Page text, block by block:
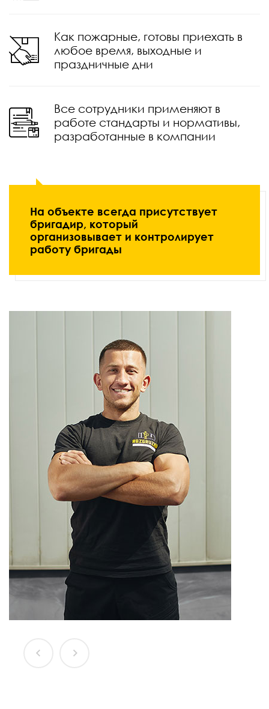
Как пожарные, готовы приехать в
любое время, выходные и
праздничные дни
Все сотрудники применяют в
работе стандарты и нормативы,
разработанные в компании
На объекте всегда присутствует
бригадир, который
организовывает и контролирует
работу бригады